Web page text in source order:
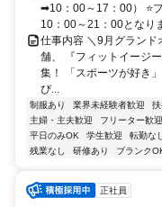
➡10：00～17：00） ⭐
10：00～21：00となり
仕事内容 ＼9月グランド
舗、 『フィットイージ
集！ 「スポーツが好き
ぴ...
制服あり 業界未経験者歓迎
主婦・主夫歓迎
フリーター歓迎
平日のみOK
学生歓迎 転勤なし
残業なし
研修あり ブランク
正社員